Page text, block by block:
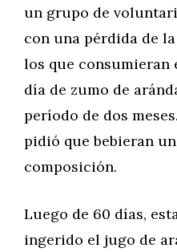
un grupo de
con una pérdida de
los que consumieran
día de zumo de
período de dos
pidió que bebieran
composición.
Luego de 60 días,
ingerido el jugo de